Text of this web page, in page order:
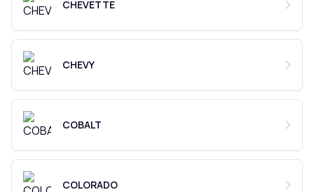
CHEVETTE
CHEVY
COBALT
COLORADO